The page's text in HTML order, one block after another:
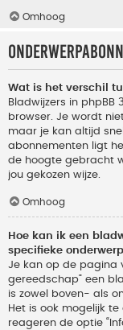
Omhoog
Wat is het verschil
Bladwijzers in phpBB
browser. Je wordt
maar je kan altijd
abonnementen ligt
de hoogte gebracht
jou gekozen wijze.
Omhoog
Hoe kan ik een
specifieke
Je kan op de pagina
gereedschap” een
is zowel boven- als
Het is ook mogelijk
reageren de optie